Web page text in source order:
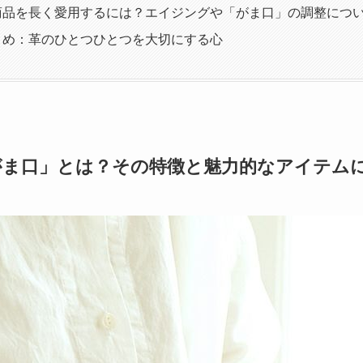
を長く愛用するには？エイジングや「がま口」の調整につ
：革のひとつひとつを大切にする心
口」とは？その特徴と魅力的なアイテム